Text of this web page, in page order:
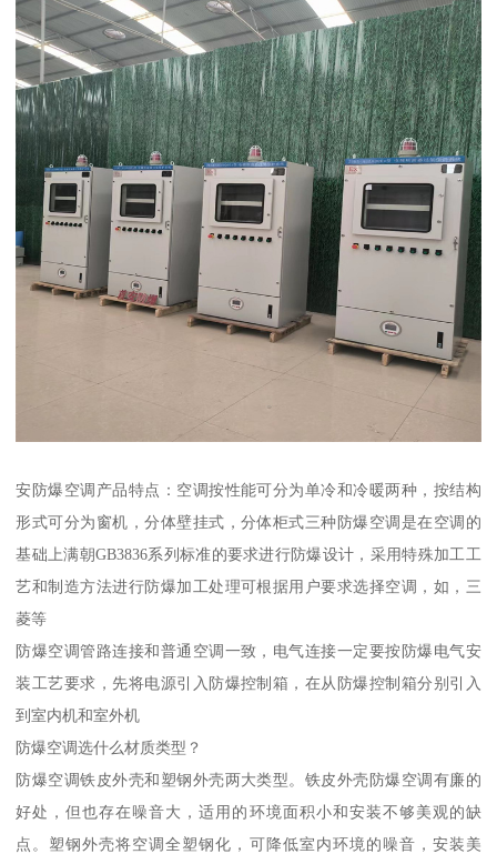
安防爆空调产品特点：空调按性能可分为单冷和冷暖两种，按结构
形式可分为窗机，分体壁挂式，分体柜式三种防爆空调是在空调的
基础上满朝GB3836系列标准的要求进行防爆设计，采用特殊加工工
艺和制造方法进行防爆加工处理可根据用户要求选择空调，如，三
菱等
防爆空调管路连接和普通空调一致，电气连接一定要按防爆电气安
装工艺要求，先将电源引入防爆控制箱，在从防爆控制箱分别引入
到室内机和室外机
防爆空调选什么材质类型？
防爆空调铁皮外壳和塑钢外壳两大类型。铁皮外壳防爆空调有廉的
好处，但也存在噪音大，适用的环境面积小和安装不够美观的缺
点。塑钢外壳将空调全塑钢化，可降低室内环境的噪音，安装美